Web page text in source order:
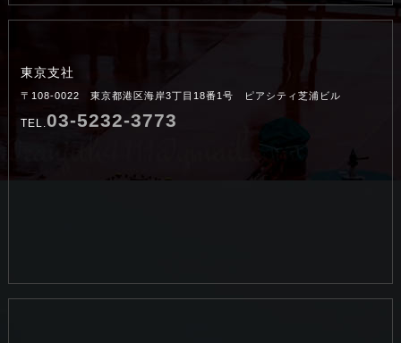
東京支社
〒108-0022 東京都港区海岸3丁目18番1号 ピアシティ芝浦ビル
TEL. 03-5232-3773